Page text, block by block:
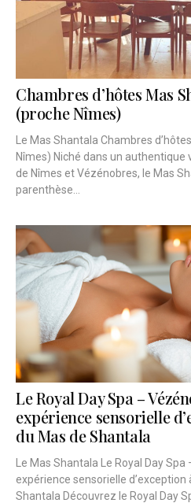
Chambres d’hôtes Mas
(proche Nîmes)
Le Mas Shantala Chambres
Nîmes) Niché dans un authentique
de Nîmes et Vézénobres, le Mas
parenthèse...
Le Royal Day Spa –
expérience sensorielle
du Mas de Shantala
Le Mas Shantala Le Royal Day
expérience sensorielle d’exception
Shantala Découvrez le Royal Day